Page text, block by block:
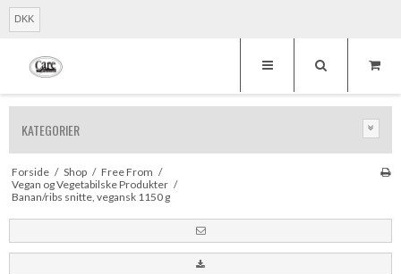
DKK
KATEGORIER
Forside / Shop / Free From /
Vegan og Vegetabilske Produkter /
Banan/ribs snitte, vegansk 1150 g